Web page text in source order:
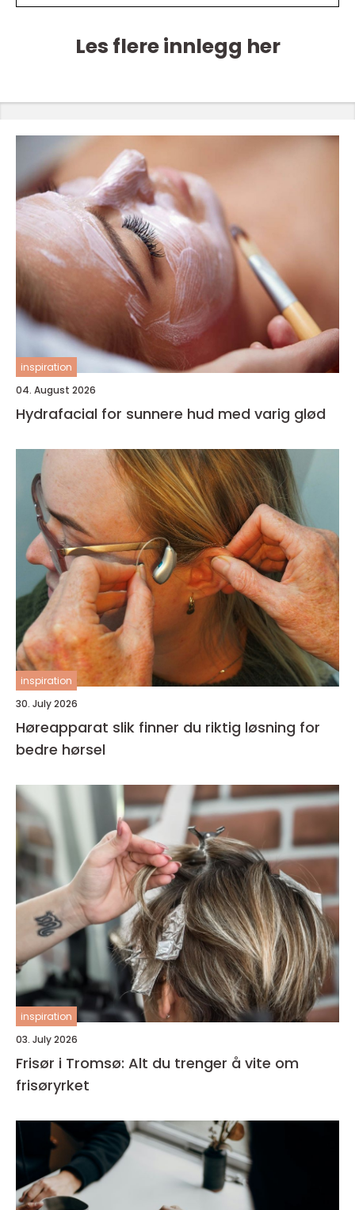
Les flere innlegg her
inspiration
04. August 2026
Hydrafacial for sunnere hud med varig glød
inspiration
30. July 2026
Høreapparat slik finner du riktig løsning for
bedre hørsel
inspiration
03. July 2026
Frisør i Tromsø: Alt du trenger å vite om
frisøryrket